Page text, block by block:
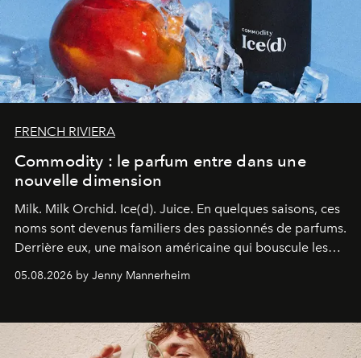
FRENCH RIVIERA
Commodity : le parfum entre dans une
nouvelle dimension
Milk. Milk Orchid. Ice(d). Juice. En quelques saisons, ces
noms sont devenus familiers des passionnés de parfums.
Derrière eux, une maison américaine qui bouscule les
codes de la parfumerie contemporaine en proposant
une approche aussi intuitive que personnelle :
05.08.2026 by Jenny Mannerheim